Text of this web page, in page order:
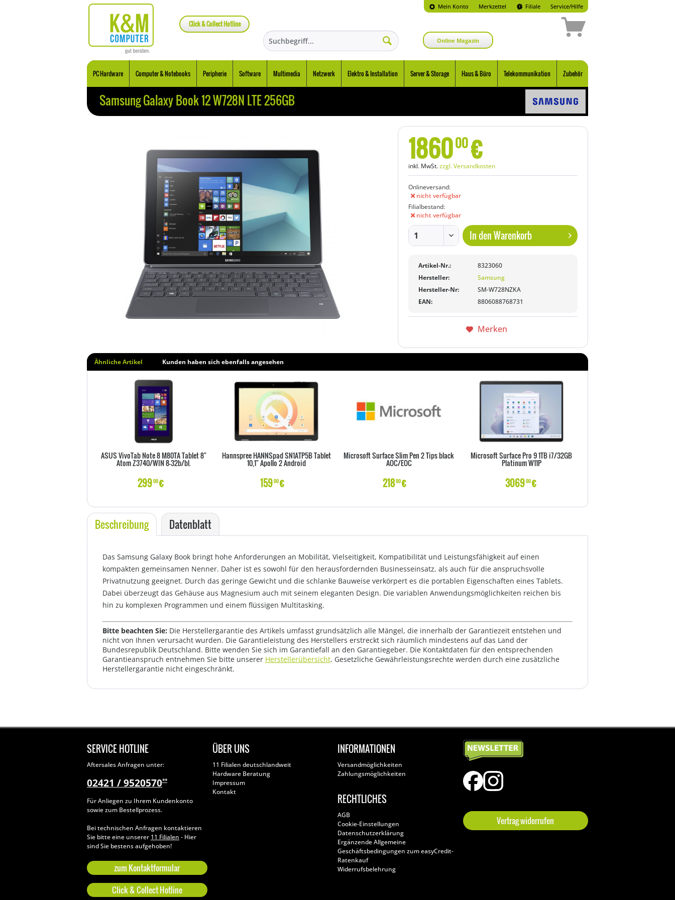
Mein Konto Merkzettel
Click & Collect Hotline
Filiale Service/Hilfe
Online Magazin
PC Hardware Computer & Notebooks Peripherie Software Multimedia Netzwerk Elektro & Installation Server & Storage Haus & Büro Telekommunikation Zubehör
Samsung Galaxy Book 12 W728N LTE 256GB
186000€
inkl. MwSt.zzgl. Versandkosten
Onlineversand:
nicht verfügbar
Filialbestand:
nicht verfügbar
In denWarenkorb
Artikel-Nr.:
8323060
Hersteller:
Samsung
Hersteller-Nr:
SM-W728NZKA
EAN:
8806088768731
Merken
Ähnliche Artikel Kunden haben sich ebenfalls angesehen
ASUS VivoTab Note 8 M80TA Tablet 8"
Atom Z3740/WIN 8-32b/bl.
29900€
Hannspree HANNSpad SN1ATP5B Tablet
10,1" Apollo 2 Android
15900€
Microsoft Surface Slim Pen 2 Tips black
AOC/EOC
21800€
Microsoft Surface Pro 9 1TB i7/32GB
Platinum W11P
306900€
Beschreibung Datenblatt
Das Samsung Galaxy Book bringt hohe Anforderungen an Mobilität, Vielseitigkeit, Kompatibilität und Leistungsfähigkeit auf einen
kompakten gemeinsamen Nenner. Daher ist es sowohl für den herausfordernden Businesseinsatz, als auch für die anspruchsvolle
Privatnutzung geeignet. Durch das geringe Gewicht und die schlanke Bauweise verkörpert es die portablen Eigenschaften eines Tablets.
Dabei überzeugt das Gehäuse aus Magnesium auch mit seinem eleganten Design. Die variablen Anwendungsmöglichkeiten reichen bis
hin zu komplexen Programmen und einem flüssigen Multitasking.
Bitte beachten Sie: Die Herstellergarantie des Artikels umfasst grundsätzlich alle Mängel, die innerhalb der Garantiezeit entstehen und
nicht von Ihnen verursacht wurden. Die Garantieleistung des Herstellers erstreckt sich räumlich mindestens auf das Land der
Bundesrepublik Deutschland. Bitte wenden Sie sich im Garantiefall an den Garantiegeber. Die Kontaktdaten für den entsprechenden
Garantieanspruch entnehmen Sie bitte unserer Herstellerübersicht. Gesetzliche Gewährleistungsrechte werden durch eine zusätzliche
Herstellergarantie nicht eingeschränkt.
SERVICE HOTLINE
Aftersales Anfragen unter:
02421 / 9520570**
Für Anliegen zu Ihrem Kundenkonto
sowie zum Bestellprozess.
Bei technischen Anfragen kontaktieren
Sie bitte eine unserer 11 Filialen - Hier
sind Sie bestens aufgehoben!
zum Kontaktformular
Click & Collect Hotline
ÜBER UNS
11 Filialen deutschlandweit
Hardware Beratung
Impressum
Kontakt
INFORMATIONEN
Versandmöglichkeiten
Zahlungsmöglichkeiten
RECHTLICHES
AGB
Cookie-Einstellungen
Datenschutzerklärung
Ergänzende Allgemeine
Geschäftsbedingungen zum easyCredit-
Ratenkauf
Widerrufsbelehrung
Vertrag widerrufen